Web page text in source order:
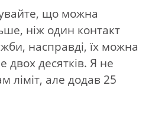
що можна
ніж один контакт
насправді, їх можна
двох десятків. Я не
ліміт, але додав 25